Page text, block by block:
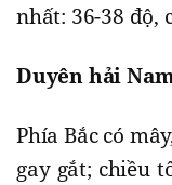
nhất: 36-38 độ,
Duyên hải
Phía Bắc có
gay gắt; chiều